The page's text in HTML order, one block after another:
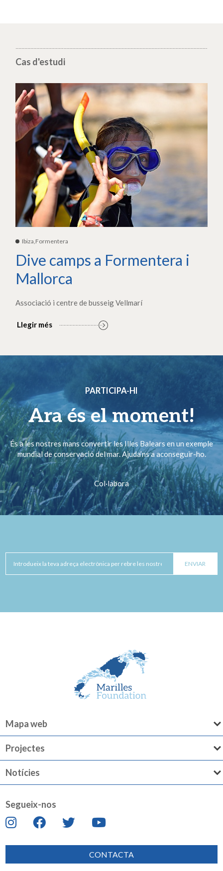
Cas d'estudi
Ibiza,Formentera
Dive camps a Formentera i
Mallorca
Associació i centre de busseig Vellmarí
Llegir més
PARTICIPA-HI
Ara és el moment!
És a les nostres mans convertir les Illes Balears en un exemple
mundial de conservació del mar. Ajuda’ns a aconseguir-ho.
Col·labora
Mapa web
Projectes
Notícies
Segueix-nos
CONTACTA